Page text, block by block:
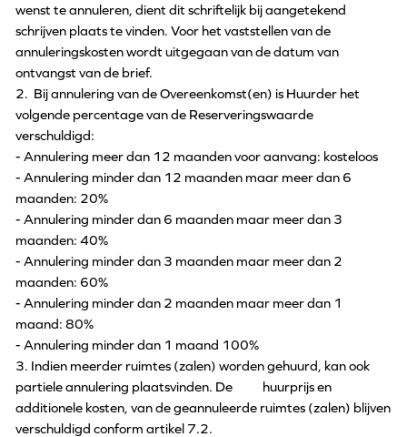
wenst te annuleren, dient dit schriftelijk bij aangetekend
schrijven plaats te vinden. Voor het vaststellen van de
annuleringskosten wordt uitgegaan van de datum van
ontvangst van de brief.
2. Bij annulering van de Overeenkomst(en) is Huurder het
volgende percentage van de Reserveringswaarde
verschuldigd:
- Annulering meer dan 12 maanden voor aanvang: kosteloos
- Annulering minder dan 12 maanden maar meer dan 6
maanden: 20%
- Annulering minder dan 6 maanden maar meer dan 3
maanden: 40%
- Annulering minder dan 3 maanden maar meer dan 2
maanden: 60%
- Annulering minder dan 2 maanden maar meer dan 1
maand: 80%
- Annulering minder dan 1 maand 100%
3. Indien meerder ruimtes (zalen) worden gehuurd, kan ook
partiele annulering plaatsvinden. De huurprijs en
additionele kosten, van de geannuleerde ruimtes (zalen) blijven
verschuldigd conform artikel 7.2.